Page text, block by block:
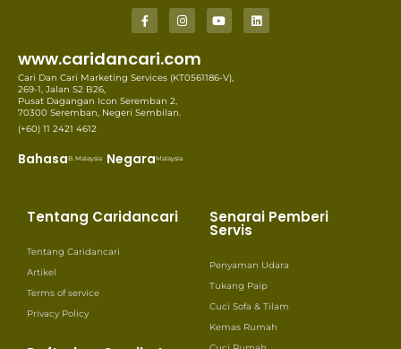
www.caridancari.com
Cari Dan Cari Marketing Services (KT0561186-V),
269-1, Jalan S2 B26,
Pusat Dagangan Icon Seremban 2,
70300 Seremban, Negeri Sembilan.
(+60) 11 2421 4612
BahasaB. Malaysia NegaraMalaysia
Tentang Caridancari
Tentang Caridancari
Artikel
Terms of service
Privacy Policy
Senarai Pemberi
Servis
Penyaman Udara
Tukang Paip
Cuci Sofa & Tilam
Kemas Rumah